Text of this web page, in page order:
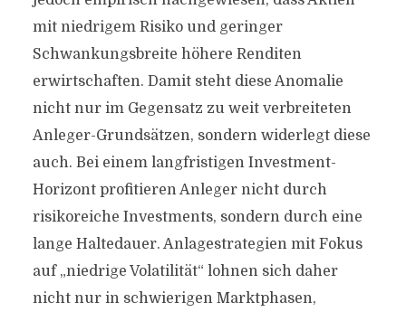
mit niedrigem Risiko und geringer
Schwankungsbreite höhere Renditen
erwirtschaften. Damit steht diese Anomalie
nicht nur im Gegensatz zu weit verbreiteten
Anleger-Grundsätzen, sondern widerlegt diese
auch. Bei einem langfristigen Investment-
Horizont profitieren Anleger nicht durch
risikoreiche Investments, sondern durch eine
lange Haltedauer. Anlagestrategien mit Fokus
auf „niedrige Volatilität“ lohnen sich daher
nicht nur in schwierigen Marktphasen,